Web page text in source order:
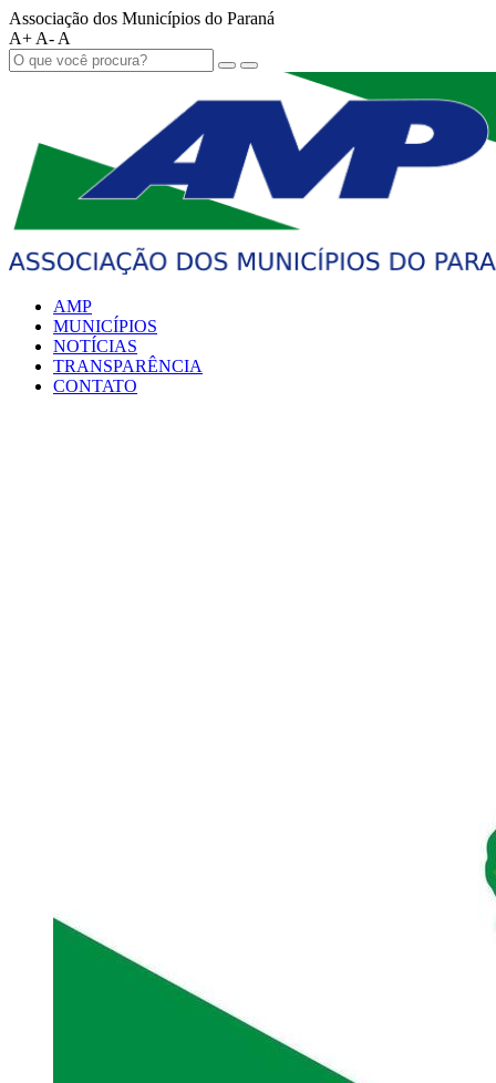
Associação dos Municípios do Paraná
A+ A- A
AMP
MUNICÍPIOS
NOTÍCIAS
TRANSPARÊNCIA
CONTATO